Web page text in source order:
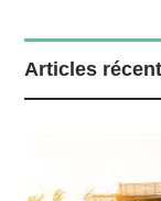
Articles